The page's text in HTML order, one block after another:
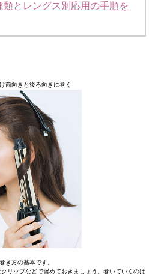
類とレングス別応用の手順を
前向きと後ろ向きに巻く
き方の基本です。
リップなどで留めておきましょう。巻いていくのは